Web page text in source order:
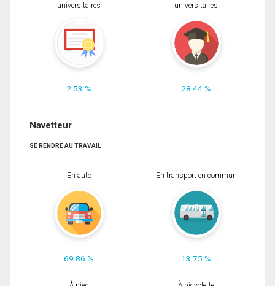
universitaires
2.53 %
universitaires
28.44 %
Navetteur
SE RENDRE AU TRAVAIL
En auto
69.86 %
En transport en commun
13.75 %